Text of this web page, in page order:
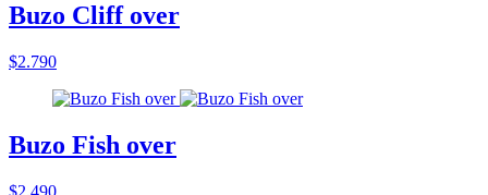
Buzo Cliff over
$2.790
Buzo Fish over
$2.490